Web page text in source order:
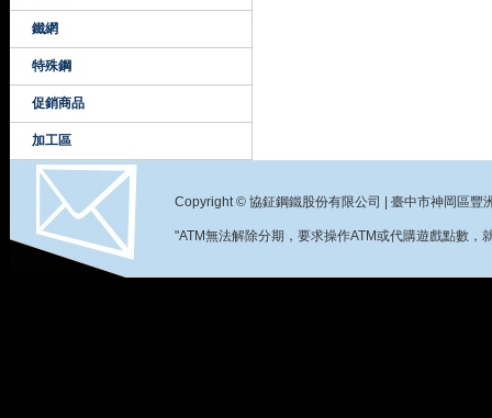
鐵網
特殊鋼
促銷商品
加工區
Copyright © 協鉦鋼鐵股份有限公司 | 臺中市神岡區
"ATM無法解除分期，要求操作ATM或代購遊戲點數